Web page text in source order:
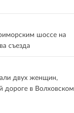
шоссе на
съезда
двух женщин,
дороге в Волховском